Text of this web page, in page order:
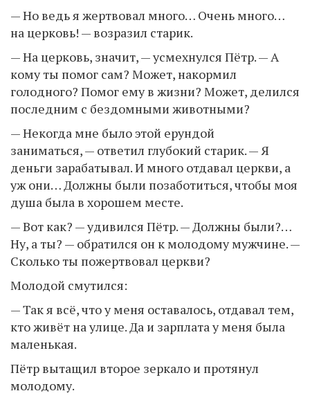
— Но ведь я жертвовал много… Очень много…
на церковь! — возразил старик.
— На церковь, значит, — усмехнулся Пётр. — А
кому ты помог сам? Может, накормил
голодного? Помог ему в жизни? Может, делился
последним с бездомными животными?
— Некогда мне было этой ерундой
заниматься, — ответил глубокий старик. — Я
деньги зарабатывал. И много отдавал церкви, а
уж они… Должны были позаботиться, чтобы моя
душа была в хорошем месте.
— Вот как? — удивился Пётр. — Должны были?…
Ну, а ты? — обратился он к молодому мужчине. —
Сколько ты пожертвовал церкви?
Молодой смутился:
— Так я всё, что у меня оставалось, отдавал тем,
кто живёт на улице. Да и зарплата у меня была
маленькая.
Пётр вытащил второе зеркало и протянул
молодому.